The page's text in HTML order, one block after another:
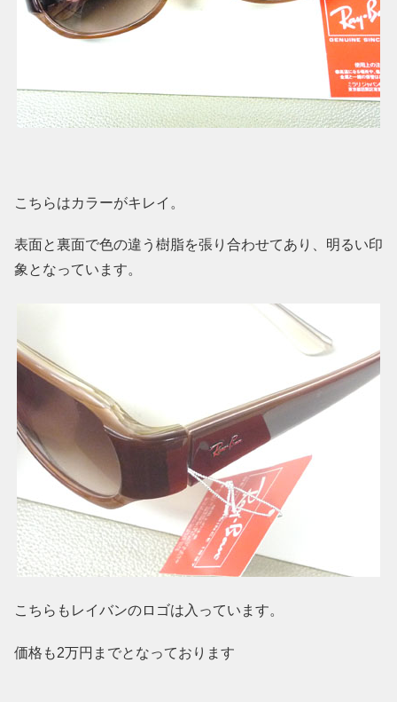
こちらはカラーがキレイ。
表面と裏面で色の違う樹脂を張り合わせてあり、明るい印
象となっています。
こちらもレイバンのロゴは入っています。
価格も2万円までとなっております